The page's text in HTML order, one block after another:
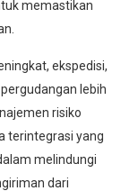
memastikan
ekspedisi,
lebih
risiko
terintegrasi yang
melindungi
dari